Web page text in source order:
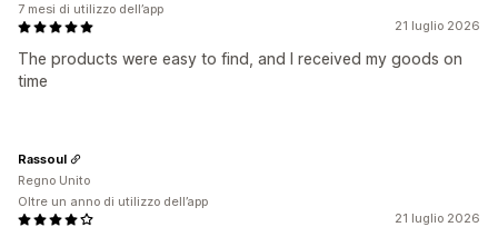
21 luglio 2026
The products were easy to find, and I received my goods on
time
7 mesi di utilizzo dell’app
21 luglio 2026
Rassoul
Regno Unito
Oltre un anno di utilizzo dell’app